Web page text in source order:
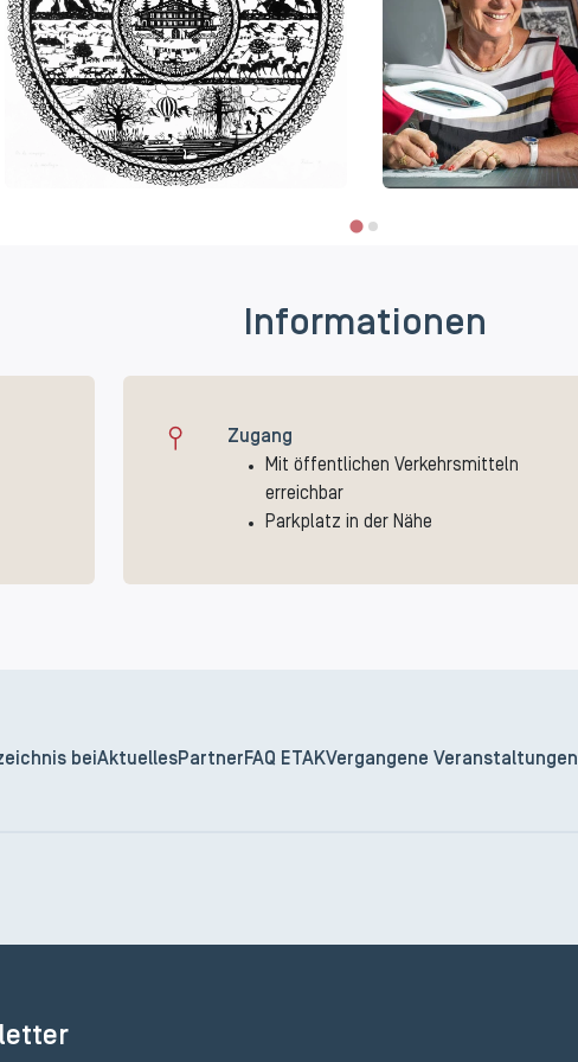
Informationen
Zugang
Mit öffentlichen Verkehrsmitteln
erreichbar
Parkplatz in der Nähe
beiAktuellesPartner FAQ ETAKVergangene Veranstaltungen